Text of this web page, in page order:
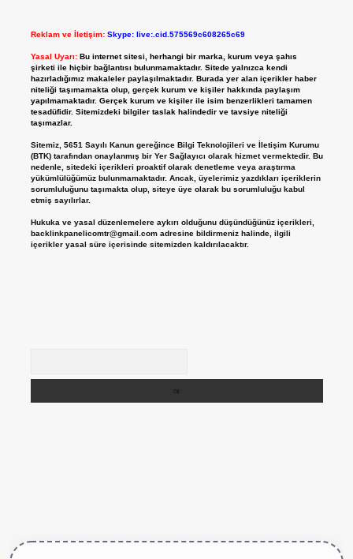
Reklam ve İletişim: Skype: live:.cid.575569c608265c69
Yasal Uyarı: Bu internet sitesi, herhangi bir marka, kurum veya şahıs
şirketi ile hiçbir bağlantısı bulunmamaktadır. Sitede yalnızca kendi
hazırladığımız makaleler paylaşılmaktadır. Burada yer alan içerikler haber
niteliği taşımamakta olup, gerçek kurum ve kişiler hakkında paylaşım
yapılmamaktadır. Gerçek kurum ve kişiler ile isim benzerlikleri tamamen
tesadüfidir. Sitemizdeki bilgiler taslak halindedir ve tavsiye niteliği
taşımazlar.
Sitemiz, 5651 Sayılı Kanun gereğince Bilgi Teknolojileri ve İletişim Kurumu
(BTK) tarafından onaylanmış bir Yer Sağlayıcı olarak hizmet vermektedir. Bu
nedenle, sitedeki içerikleri proaktif olarak denetleme veya araştırma
yükümlülüğümüz bulunmamaktadır. Ancak, üyelerimiz yazdıkları içeriklerin
sorumluluğunu taşımakta olup, siteye üye olarak bu sorumluluğu kabul
etmiş sayılırlar.
Hukuka ve yasal düzenlemelere aykırı olduğunu düşündüğünüz içerikleri,
backlinkpanelicomtr@gmail.comadresine bildirmeniz halinde, ilgili
içerikler yasal süre içerisinde sitemizden kaldırılacaktır.